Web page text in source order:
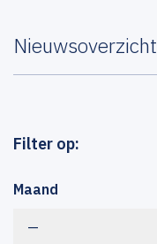
Nieuwsoverzicht
Filter op:
Maand
—